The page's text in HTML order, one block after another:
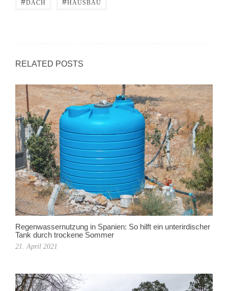
München
DACH HAUSBAU
RELATED POSTS
Regenwassernutzung in Spanien: So hilft ein unterirdischer
Tank durch trockene Sommer
21. April 2021